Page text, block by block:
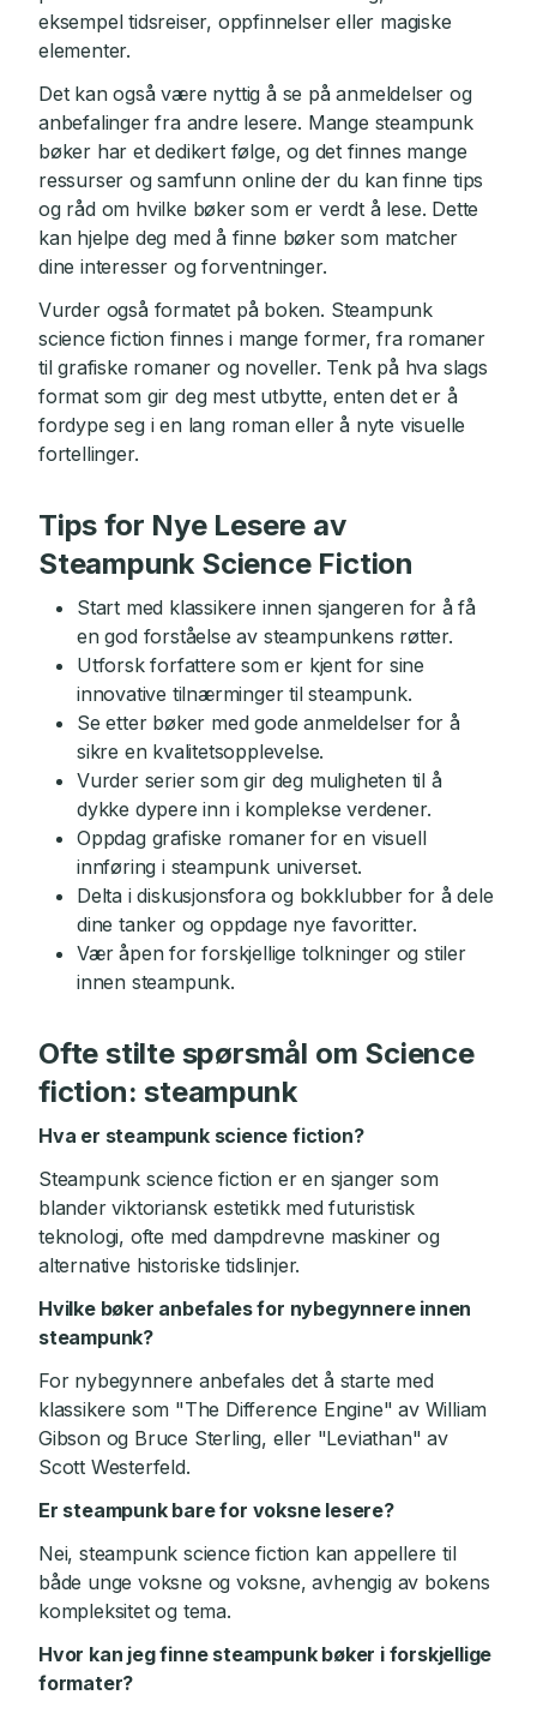
eksempel tidsreiser, oppfinnelser eller magiske
elementer.
Det kan også være nyttig å se på anmeldelser og
anbefalinger fra andre lesere. Mange steampunk
bøker har et dedikert følge, og det finnes mange
ressurser og samfunn online der du kan finne tips
og råd om hvilke bøker som er verdt å lese. Dette
kan hjelpe deg med å finne bøker som matcher
dine interesser og forventninger.
Vurder også formatet på boken. Steampunk
science fiction finnes i mange former, fra romaner
til grafiske romaner og noveller. Tenk på hva slags
format som gir deg mest utbytte, enten det er å
fordype seg i en lang roman eller å nyte visuelle
fortellinger.
Tips for Nye Lesere av
Steampunk Science Fiction
Start med klassikere innen sjangeren for å få
en god forståelse av steampunkens røtter.
Utforsk forfattere som er kjent for sine
innovative tilnærminger til steampunk.
Se etter bøker med gode anmeldelser for å
sikre en kvalitetsopplevelse.
Vurder serier som gir deg muligheten til å
dykke dypere inn i komplekse verdener.
Oppdag grafiske romaner for en visuell
innføring i steampunk universet.
Delta i diskusjonsfora og bokklubber for å dele
dine tanker og oppdage nye favoritter.
Vær åpen for forskjellige tolkninger og stiler
innen steampunk.
Ofte stilte spørsmål om Science
fiction: steampunk
Hva er steampunk science fiction?
Steampunk science fiction er en sjanger som
blander viktoriansk estetikk med futuristisk
teknologi, ofte med dampdrevne maskiner og
alternative historiske tidslinjer.
Hvilke bøker anbefales for nybegynnere innen
steampunk?
For nybegynnere anbefales det å starte med
klassikere som "The Difference Engine" av William
Gibson og Bruce Sterling, eller "Leviathan" av
Scott Westerfeld.
Er steampunk bare for voksne lesere?
Nei, steampunk science fiction kan appellere til
både unge voksne og voksne, avhengig av bokens
kompleksitet og tema.
Hvor kan jeg finne steampunk bøker i forskjellige
formater?